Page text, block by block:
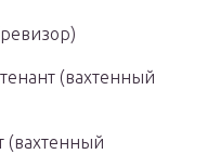
(вахтенный
(вахтенный